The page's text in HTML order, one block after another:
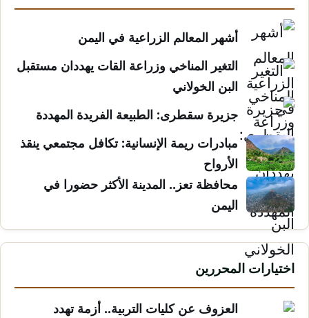
أشهر المعالم الزراعية في اليمن
التغير المناخي وزراعة القات يهددان مستقبل
البن الخولاني
جزيرة سقطرى: الطبيعة الفريدة المهددة
مبادرات ريمة الإنسانية: تكافل مجتمعي ينقذ
الأرواح
محافظة تعز.. المدينة الأكثر حضورا في
اليمن
اختيارات المحررين
العزوف عن كليات التربية.. أزمة تهدد